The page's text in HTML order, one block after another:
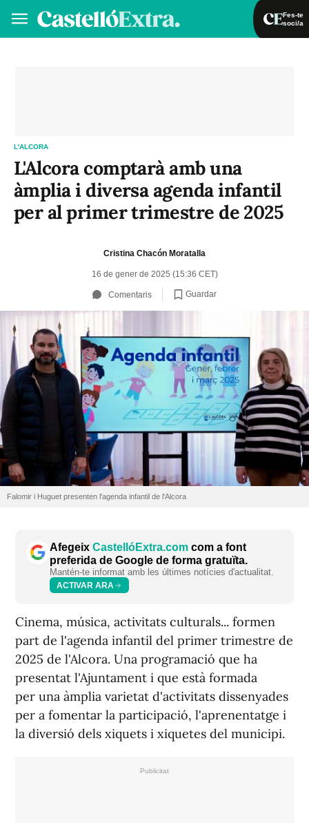
Fes-te
soci/a
L'ALCORA
L'Alcora comptarà amb una
àmplia i diversa agenda infantil
per al primer trimestre de 2025
Cristina Chacón Moratalla
16 de gener de 2025 (15:36 CET)
Comentaris Guardar
Falomir i Huguet presenten l'agenda infantil de l'Alcora
Afegeix CastellóExtra.com com a font
preferida de Google de forma gratuïta.
Mantén-te informat amb les últimes notícies d'actualitat.
ACTIVAR ARA
Cinema, música, activitats culturals... formen
part de l'agenda infantil del primer trimestre de
2025 de l'Alcora. Una programació que ha
presentat l'Ajuntament i que està formada
per una àmplia varietat d'activitats dissenyades
per a fomentar la participació, l'aprenentatge i
la diversió dels xiquets i xiquetes del municipi.